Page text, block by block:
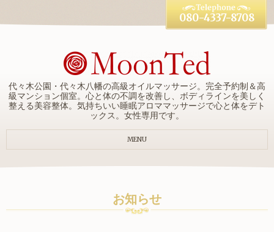
代々木公園・代々木八幡の高級オイルマッサージ。完全予約制＆高
級マンション個室。心と体の不調を改善し、ボディラインを美しく
整える美容整体。気持ちいい睡眠アロママッサージで心と体をデト
ックス。女性専用です。
080-4337-8708
MENU
お知らせ